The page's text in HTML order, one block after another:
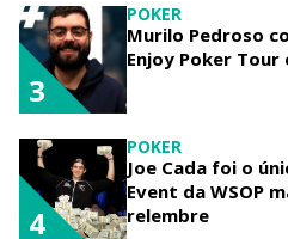
POKER
Murilo Pedroso
Enjoy Poker Tour
3
POKER
Joe Cada foi o
Event da WSOP
relembre
4